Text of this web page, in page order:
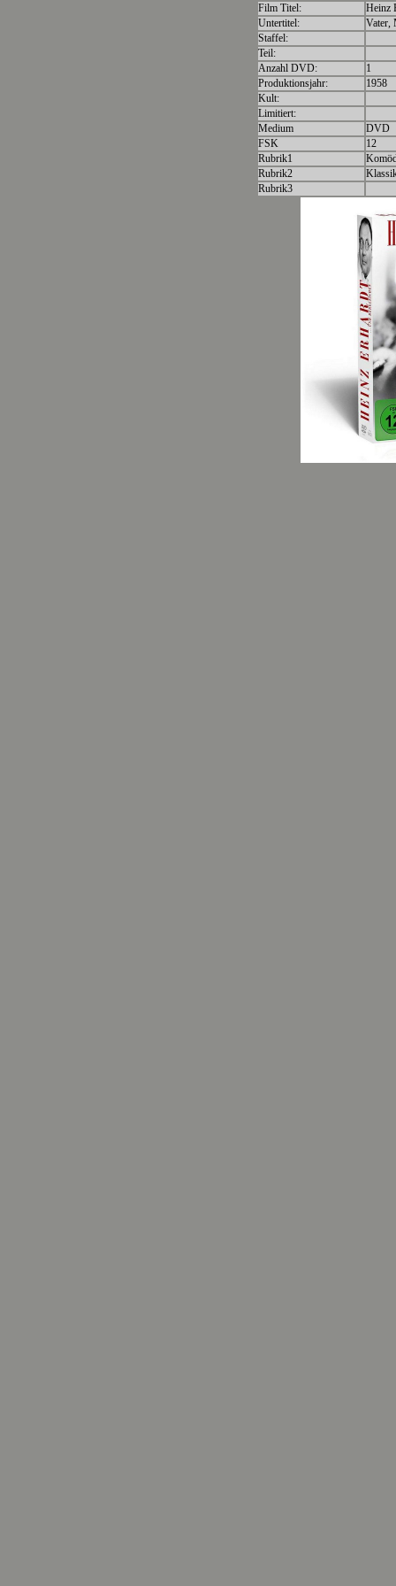
Film Titel:
Heinz
Untertitel:
Vater,
Staffel:
Teil:
Anzahl DVD:
1
Produktionsjahr:
1958
Kult:
Limitiert:
Medium
DVD
FSK
12
Rubrik1
Rubrik2
Rubrik3